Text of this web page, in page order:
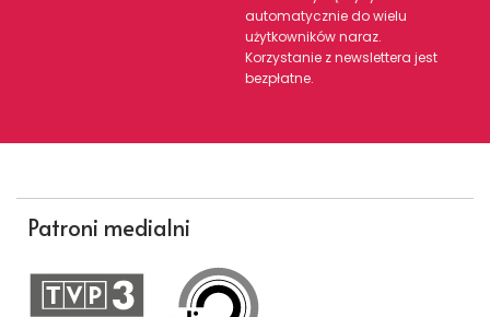
automatycznie do wielu
użytkowników naraz.
Korzystanie z newslettera jest
bezpłatne.
Patroni medialni